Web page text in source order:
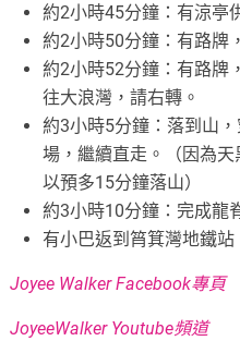
約2小時45分鐘：有涼亭
約2小時50分鐘：有路牌
約2小時52分鐘：有路牌
往大浪灣，請右轉。
約3小時5分鐘：落到山
場，繼續直走。（因為
以預多15分鐘落山）
約3小時10分鐘：完成龍
有小巴返到筲箕灣地鐵站
Joyee Walker Facebook專頁
JoyeeWalker Youtube頻道